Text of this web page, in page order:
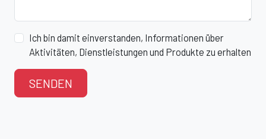
Ich bin damit einverstanden, Informationen über
Aktivitäten, Dienstleistungen und Produkte zu erhalten
SENDEN